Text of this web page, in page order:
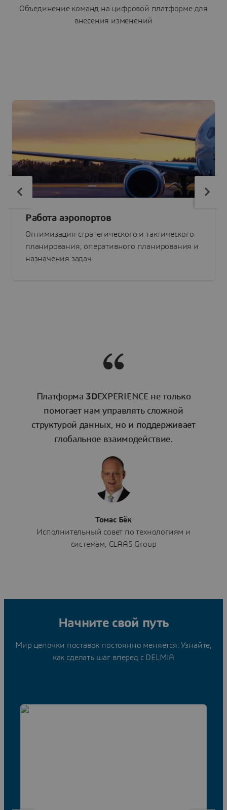
Объединение команд на цифровой платформе для
внесения изменений
Работа аэропортов
Оптимизация стратегического и тактического
планирования, оперативного планирования и
назначения задач
Платформа 3DEXPERIENCE не только
помогает нам управлять сложной
структурой данных, но и поддерживает
глобальное взаимодействие.
Томас Бёк
Исполнительный совет по технологиям и
системам, CLAAS Group
Начните свой путь
Мир цепочки поставок постоянно меняется. Узнайте,
как сделать шаг вперед с DELMIA